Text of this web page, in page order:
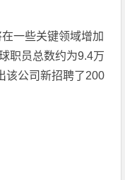
一些关键领域增加
职员总数约为9.4万
该公司新招聘了200